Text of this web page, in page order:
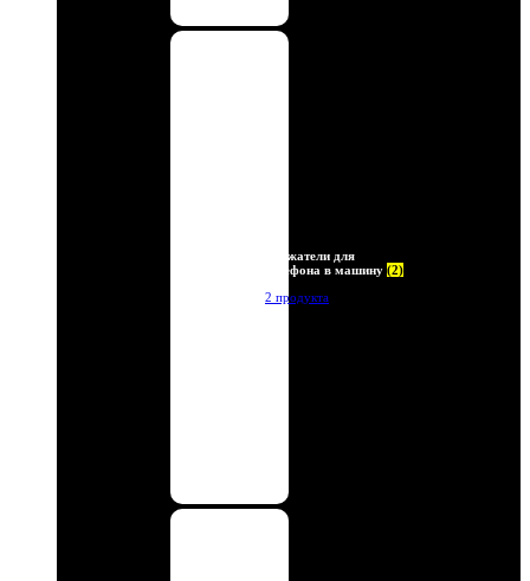
Держатели для
телефона в машину (2)
2 продукта